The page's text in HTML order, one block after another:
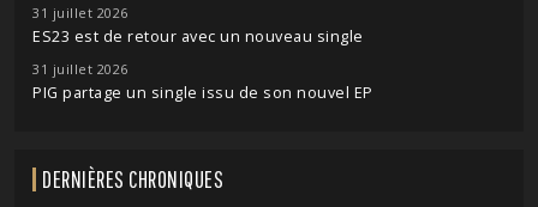
31 juillet 2026
ES23 est de retour avec un nouveau single
31 juillet 2026
PIG partage un single issu de son nouvel EP
DERNIÈRES CHRONIQUES